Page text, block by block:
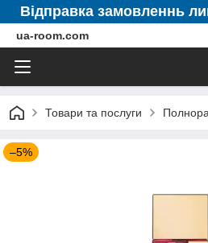
Відправка замовленнь
ua-room.com
Товари та послуги
–5%